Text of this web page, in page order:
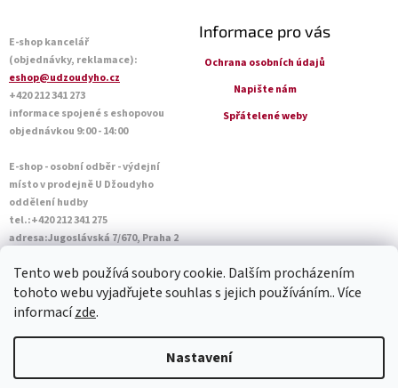
Tento web používá soubory cookie. Dalším procházením
tohoto webu vyjadřujete souhlas s jejich používáním.. Více
informacízde.
Nastavení
E-shop kancelář
(objednávky, reklamace):
eshop@udzoudyho.cz
+420 212 341 273
informace spojené s eshopovou
objednávkou 9:00 - 14:00
E-shop - osobní odběr - výdejní
místo v prodejně U Džoudyho
oddělení hudby
tel.:+420 212 341 275
adresa:Jugoslávská 7/670, Praha 2
Sobota: 10:00 - 14:45
Informace pro vás
Ochrana osobních údajů
Napište nám
Spřátelené weby